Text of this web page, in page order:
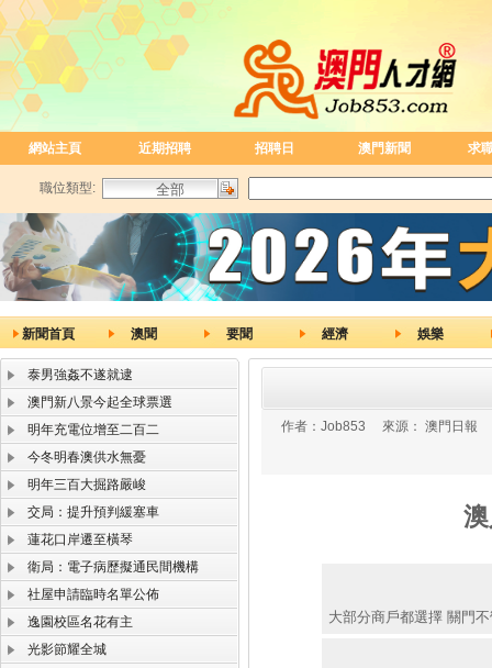
網站主頁 近期招聘 招聘日 澳門新聞 求
職位類型:
新聞首頁 澳聞 要聞 經濟 娛樂
泰男強姦不遂就逮
澳門新八景今起全球票選
明年充電位增至二百二
今冬明春澳供水無憂
明年三百大掘路嚴峻
交局：提升預判緩塞車
蓮花口岸遷至橫琴
衛局：電子病歷擬通民間機構
社屋申請臨時名單公佈
逸園校區名花有主
光影節耀全城
作者： Job853 來源： 澳門日報
大部分商戶都選擇 關門